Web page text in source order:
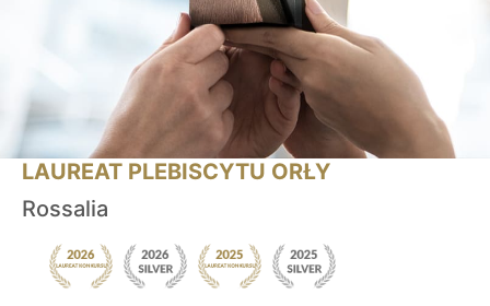
LAUREAT PLEBISCYTU ORŁY
Rossalia